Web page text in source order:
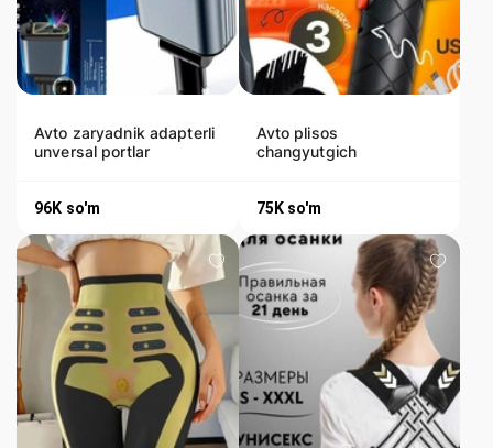
Avto zaryadnik adapterli
unversal portlar
96K so'm
Avto plisos
changyutgich
75K so'm